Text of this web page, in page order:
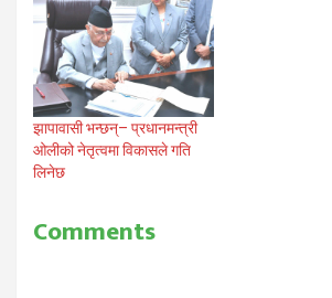
झापावासी भन्छन्– प्रधानमन्त्री
ओलीको नेतृत्वमा विकासले गति
लिनेछ
Comments